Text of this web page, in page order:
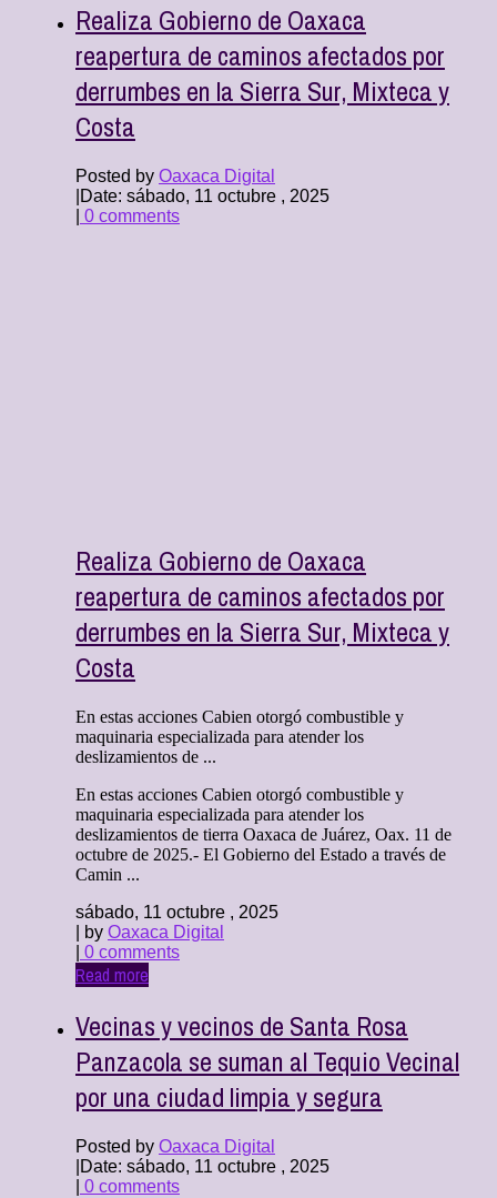
Realiza Gobierno de Oaxaca
reapertura de caminos afectados por
derrumbes en la Sierra Sur, Mixteca y
Costa
Posted by Oaxaca Digital
Date: sábado, 11 octubre , 2025
0 comments
Realiza Gobierno de Oaxaca
reapertura de caminos afectados por
derrumbes en la Sierra Sur, Mixteca y
Costa
En estas acciones Cabien otorgó combustible y
maquinaria especializada para atender los
deslizamientos de ...
En estas acciones Cabien otorgó combustible y
maquinaria especializada para atender los
deslizamientos de tierra Oaxaca de Juárez, Oax. 11 de
octubre de 2025.- El Gobierno del Estado a través de
Camin ...
sábado, 11 octubre , 2025
| by Oaxaca Digital
0 comments
Read more
Vecinas y vecinos de Santa Rosa
Panzacola se suman al Tequio Vecinal
por una ciudad limpia y segura
Posted by Oaxaca Digital
Date: sábado, 11 octubre , 2025
0 comments